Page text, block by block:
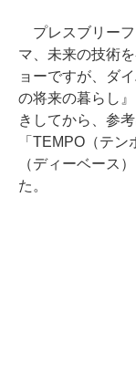
プレスブリーフ
マ、未来の技術
ョーですが、ダ
の将来の暮らし
きしてから、参
「TEMPO（テ
（ディーベース
た。